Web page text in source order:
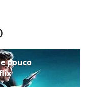
pouco